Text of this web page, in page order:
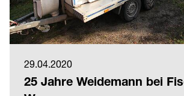
29.04.2020
25 Jahre Weidemann bei